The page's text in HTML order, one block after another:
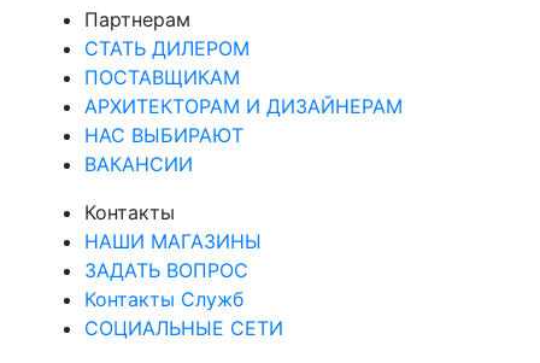
Партнерам
СТАТЬ ДИЛЕРОМ
ПОСТАВЩИКАМ
АРХИТЕКТОРАМ И ДИЗАЙНЕРАМ
НАС ВЫБИРАЮТ
ВАКАНСИИ
Контакты
НАШИ МАГАЗИНЫ
ЗАДАТЬ ВОПРОС
Контакты Служб
СОЦИАЛЬНЫЕ СЕТИ